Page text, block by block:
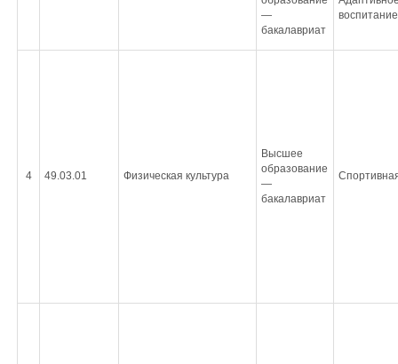
—
бакалавриат
воспитание
4 49.03.01 Физическая культура
Высшее
образование
—
бакалавриат